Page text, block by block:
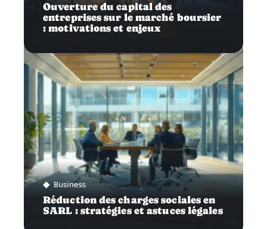
Ouverture du capital des
entreprises sur le marché boursier
: motivations et enjeux
Business
Réduction des charges sociales en
SARL : stratégies et astuces légales